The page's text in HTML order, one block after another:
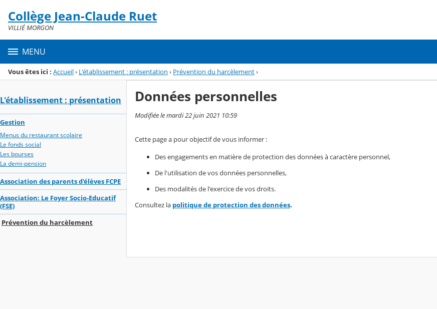
Menu de la rubrique
Contenu
Collège Jean-Claude Ruet
VILLIÉ MORGON
MENU
Vous êtes ici : Accueil› L'établissement : présentation › Prévention du harcèlement›
L'établissement : présentation
Gestion
Menus du restaurant scolaire
Le fonds social
Les bourses
La demi-pension
Association des parents d'élèves FCPE
Association: Le Foyer Socio-Educatif
(FSE)
Prévention du harcèlement
Données personnelles
Modifiée le mardi 22 juin 2021 10:59
Cette page a pour objectif de vous informer :
Des engagements en matière de protection des données à caractère personnel,
De l'utilisation de vos données personnelles,
Des modalités de l'exercice de vos droits.
Consultez la politique de protection des données.